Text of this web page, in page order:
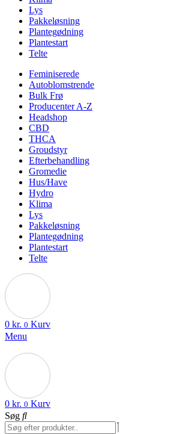
Lys
Pakkeløsning
Plantegødning
Plantestart
Telte
Feminiserede
Autoblomstrende
Bulk Frø
Producenter A-Z
Headshop
CBD
THCA
Groudstyr
Efterbehandling
Gromedie
Hus/Have
Hydro
Klima
Lys
Pakkeløsning
Plantegødning
Plantestart
Telte
0 kr. 0 Kurv
Menu
0 kr. 0 Kurv
Søg